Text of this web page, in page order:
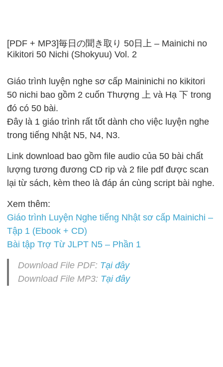
[PDF + MP3]毎日の聞き取り 50日上 – Mainichi no
Kikitori 50 Nichi (Shokyuu) Vol. 2
Giáo trình luyện nghe sơ cấp Maininichi no kikitori
50 nichi bao gồm 2 cuốn Thượng 上 và Hạ 下 trong
đó có 50 bài.
Đây là 1 giáo trình rất tốt dành cho việc luyện nghe
trong tiếng Nhật N5, N4, N3.
Link download bao gồm file audio của 50 bài chất
lượng tương đương CD rip và 2 file pdf được scan
lại từ sách, kèm theo là đáp án cùng script bài nghe.
Xem thêm:
Giáo trình Luyện Nghe tiếng Nhật sơ cấp Mainichi –
Tập 1 (Ebook + CD)
Bài tập Trợ Từ JLPT N5 – Phần 1
Download File PDF: Tại đây
Download File MP3: Tại đây